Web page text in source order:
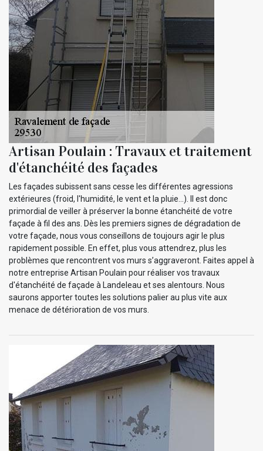
Artisan Poulain : Travaux et traitement
d'étanchéité des façades
Les façades subissent sans cesse les différentes agressions
extérieures (froid, l'humidité, le vent et la pluie…). Il est donc
primordial de veiller à préserver la bonne étanchéité de votre
façade à fil des ans. Dès les premiers signes de dégradation de
votre façade, nous vous conseillons de toujours agir le plus
rapidement possible. En effet, plus vous attendrez, plus les
problèmes que rencontrent vos murs s’aggraveront. Faites appel à
notre entreprise Artisan Poulain pour réaliser vos travaux
d'étanchéité de façade à Landeleau et ses alentours. Nous
saurons apporter toutes les solutions palier au plus vite aux
menace de détérioration de vos murs.